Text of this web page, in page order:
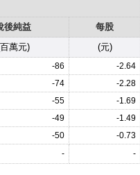
後純益
每股
萬元) (元)
-86
-2.64
-74
-2.28
-55
-1.69
-49
-1.49
-50
-0.73
-
-